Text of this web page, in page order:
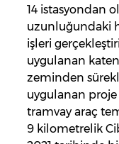
14 istasyondan
uzunluğundaki
işleri
uygulanan
zeminden
uygulanan
tramvay araç
9 kilometrelik